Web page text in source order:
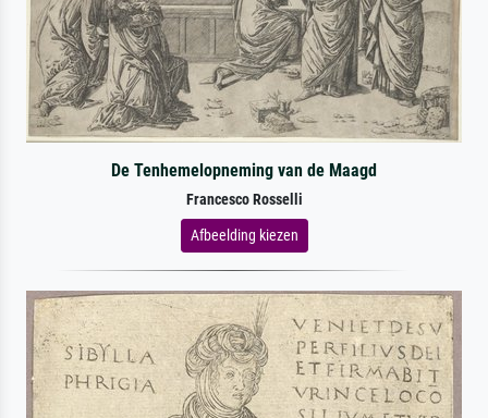
De Tenhemelopneming van de Maagd
Francesco Rosselli
Afbeelding kiezen